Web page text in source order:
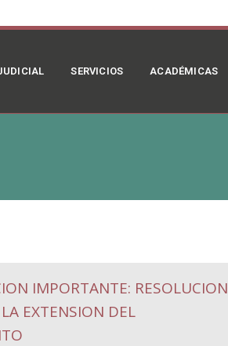
SERVICIOS ACADÉMICAS
IMPORTANTE: RESOLUCION
EXTENSION DEL